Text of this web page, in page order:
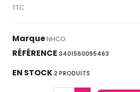
TTC
MarqueNHCO
RÉFÉRENCE 3401560095463
EN STOCK 2 PRODUITS